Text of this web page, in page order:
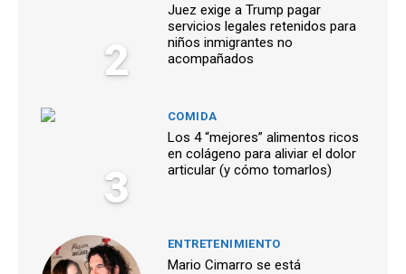
2
Juez exige a Trump pagar
servicios legales retenidos para
niños inmigrantes no
acompañados
3
COMIDA
Los 4 “mejores” alimentos ricos
en colágeno para aliviar el dolor
articular (y cómo tomarlos)
ENTRETENIMIENTO
Mario Cimarro se está